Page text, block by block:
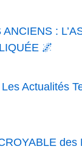
:
🌌
Actualités